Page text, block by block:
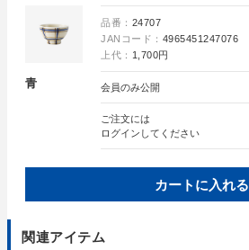
青
品番： 24707
JANコード： 4965451247076
上代： 1,700円
会員のみ公開
ご注文には
ログイン してください
カートに入れる
関連アイテム